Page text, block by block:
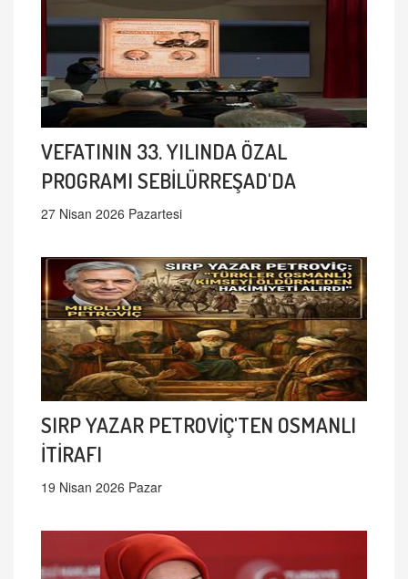
VEFATININ 33. YILINDA ÖZAL
PROGRAMI SEBİLÜRREŞAD'DA
27 Nisan 2026 Pazartesi
SIRP YAZAR PETROVİÇ'TEN OSMANLI
İTİRAFI
19 Nisan 2026 Pazar